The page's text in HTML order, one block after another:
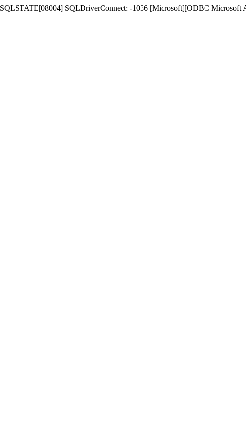
SQLSTATE[08004] SQLDriverConnect: -1036 [Microsoft][ODBC Microsoft